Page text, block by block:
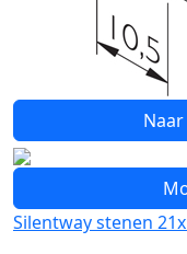
Silentway stenen